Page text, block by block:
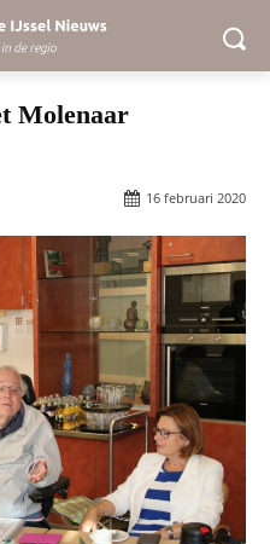
Molenaar
16 februari 2020